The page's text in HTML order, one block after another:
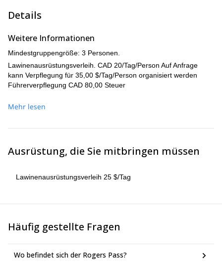
Dann gehen wir auf die Pisten für einen ganzen Tag
Reise ist perfekt für erstmalige Skifahrer im Hinterland mit
mittleren Fähigkeiten – wir sorgen dafür, dass niemand
Tage vor Beginn per E-Mail verschickt.
Details
Weitere Informationen
Mindestgruppengröße: 3 Personen.
Lawinenausrüstungsverleih. CAD 20/Tag/Person Auf Anfrage
kann Verpflegung für 35,00 $/Tag/Person organisiert werden
Führerverpflegung CAD 80,00 Steuer
Mehr lesen
Ausrüstung, die Sie mitbringen müssen
Lawinenausrüstungsverleih 25 $/Tag
Häufig gestellte Fragen
Wo befindet sich der Rogers Pass?